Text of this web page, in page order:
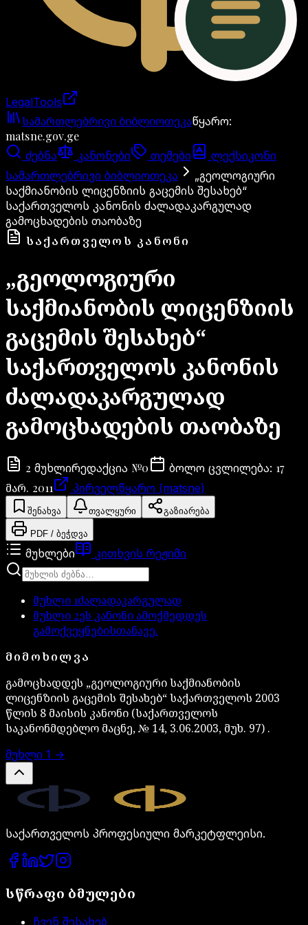
LegalTools
ანგარიში იტვირთება
სამართლებრივი ბიბლიოთეკაწყარო:
matsne.gov.ge
ძებნა კანონები თემები
ლექსიკონი
სამართლებრივი ბიბლიოთეკა
„გეოლოგიური
საქმიანობის ლიცენზიის გაცემის შესახებ“
საქართველოს კანონის ძალადაკარგულად
გამოცხადების თაობაზე
ᲡᲐᲥᲐᲠᲗᲕᲔᲚᲝᲡ ᲙᲐᲜᲝᲜᲘ
„გეოლოგიური
საქმიანობის ლიცენზიის
გაცემის შესახებ“
საქართველოს კანონის
ძალადაკარგულად
გამოცხადების თაობაზე
2 მუხლირედაქცია №0 ბოლო ცვლილება: 17
მარ. 2011
პირველწყარო (matsne)
შენახვა თვალყური გაზიარება
PDF / ბეჭდვა
მუხლები კითხვის რეჟიმი
მუხლი 1ძალადაკარგულად
მუხლი 2ეს კანონი ამოქმედდეს
გამოქვეყნებისთანავე.
ᲛᲘᲛᲝᲮᲘᲚᲕᲐ
გამოცხადდეს „გეოლოგიური საქმიანობის
ლიცენზიის გაცემის შესახებ“ საქართველოს 2003
წლის 8 მაისის კანონი (საქართველოს
საკანონმდებლო მაცნე, № 14, 3.06.2003, მუხ. 97) .
მუხლი 1 →
საქართველოს პროფესიული მარკეტფლეისი.
სწრაფი ბმულები
ჩვენ შესახებ